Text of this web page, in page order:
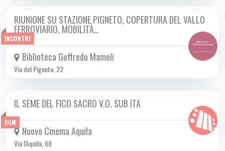
INCONTRI
LUN 24/02 2025
RIUNIONE SU STAZIONE PIGNETO, COPERTURA DEL VALLO
FERROVIARIO, MOBILITÀ…
Biblioteca Goffredo Mameli
Via del Pigneto, 22
FILM
DA GIO 20/02 A MER 19/03 2025
IL SEME DEL FICO SACRO V.O. SUB ITA
Nuovo Cinema Aquila
Via l'Aquila, 68